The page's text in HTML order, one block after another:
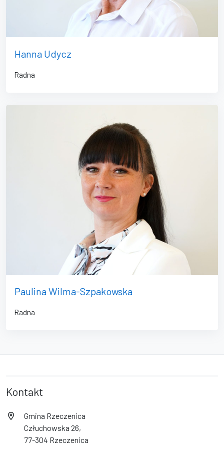
Hanna Udycz
Radna
Paulina Wilma-Szpakowska
Radna
Kontakt
Gmina Rzeczenica
Człuchowska 26,
77-304 Rzeczenica